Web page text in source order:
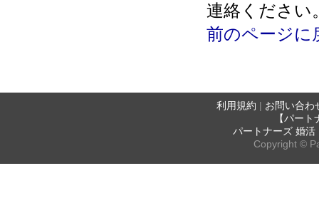
連絡ください
前のページに
利用規約 | お問い合わ
【パー
パートナーズ 婚
Copyright ©